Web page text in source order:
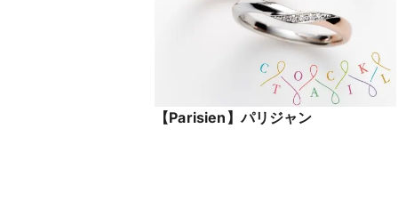
【Parisien】パリジャン